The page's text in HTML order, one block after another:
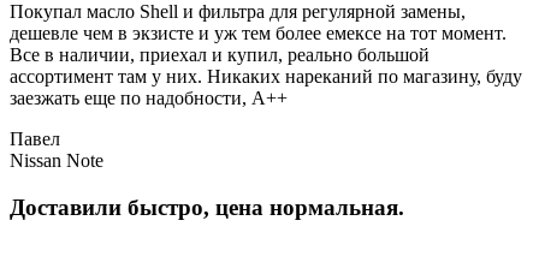
Покупал масло Shell и фильтра для регулярной замены,
дешевле чем в экзисте и уж тем более емексе на тот момент.
Все в наличии, приехал и купил, реально большой
ассортимент там у них. Никаких нареканий по магазину, буду
заезжать еще по надобности, A++
Павел
Nissan Note
Доставили быстро, цена нормальная.